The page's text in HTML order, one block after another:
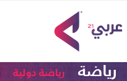
رياضة رياضة دولية